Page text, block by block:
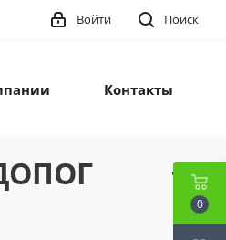
Поиск
Войти
Контакты
0